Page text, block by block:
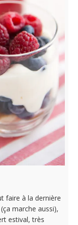
faire à la dernière
marche aussi),
estival, très